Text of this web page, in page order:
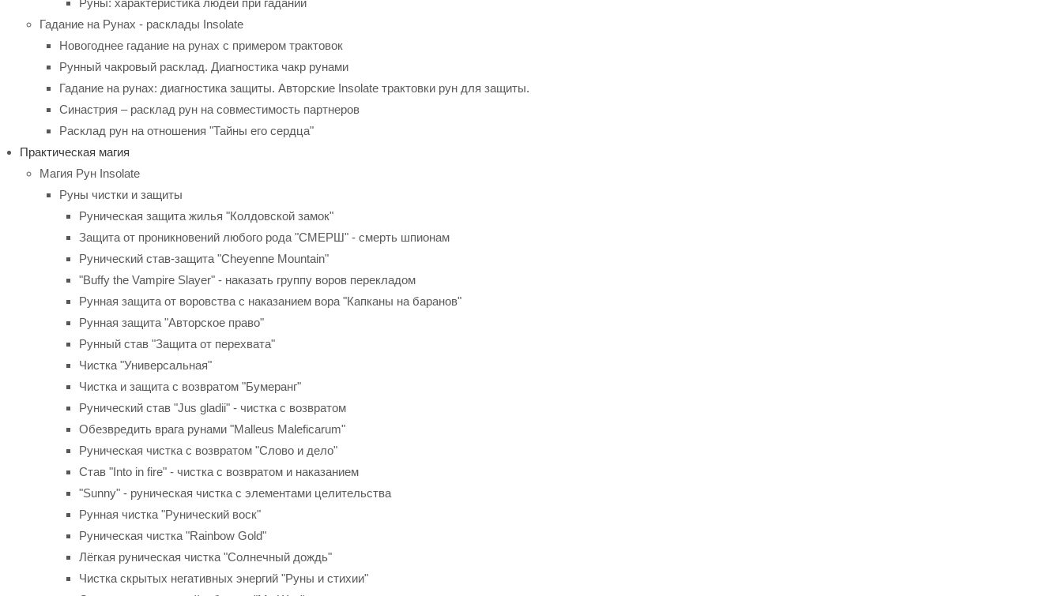
Руны: характеристика людей при гадании
Гадание на Рунах - расклады Insolate
Новогоднее гадание на рунах с примером трактовок
Рунный чакровый расклад. Диагностика чакр рунами
Гадание на рунах: диагностика защиты. Авторские Insolate трактовки рун для защиты.
Синастрия – расклад рун на совместимость партнеров
Расклад рун на отношения "Тайны его сердца"
Практическая магия
Магия Рун Insolate
Руны чистки и защиты
Руническая защита жилья "Колдовской замок"
Защита от проникновений любого рода "СМЕРШ" - смерть шпионам
Рунический став-защита "Cheyenne Mountain"
"Buffy the Vampire Slayer" - наказать группу воров перекладом
Рунная защита от воровства с наказанием вора "Капканы на баранов"
Рунная защита "Авторское право"
Рунный став "Защита от перехвата"
Чистка "Универсальная"
Чистка и защита с возвратом "Бумеранг"
Рунический став "Jus gladii" - чистка с возвратом
Обезвредить врага рунами "Malleus Maleficarum"
Руническая чистка с возвратом "Слово и дело"
Став "Into in fire" - чистка с возвратом и наказанием
"Sunny" - руническая чистка с элементами целительства
Рунная чистка "Рунический воск"
Руническая чистка "Rainbow Gold"
Лёгкая руническая чистка "Солнечный дождь"
Чистка скрытых негативных энергий "Руны и стихии"